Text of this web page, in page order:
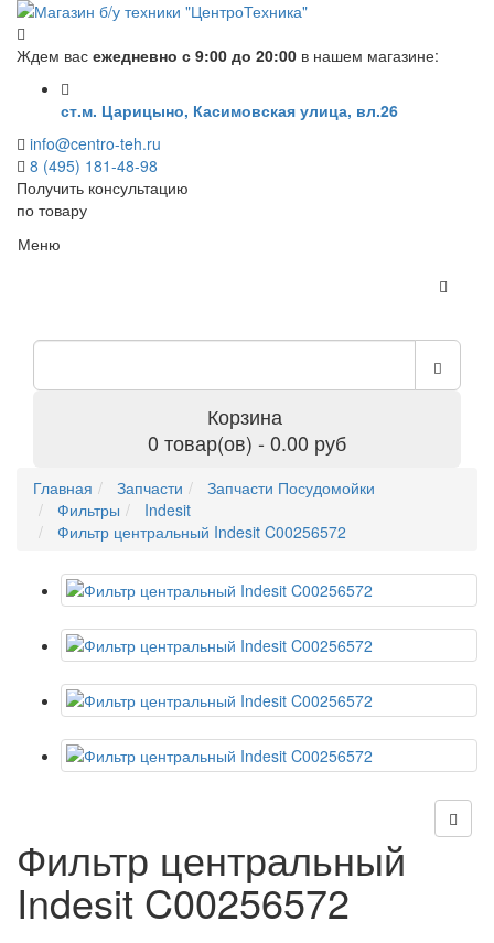
Ждем вас ежедневно с 9:00 до 20:00 в нашем магазине:
ст.м. Царицыно, Касимовская улица, вл.26
info@centro-teh.ru
8 (495) 181-48-98
Получить консультацию
по товару
Меню
Корзина
0 товар(ов) - 0.00 руб
Главная Запчасти
Запчасти Посудомойки
Фильтры
Indesit
Фильтр центральный Indesit C00256572
Фильтр центральный
Indesit C00256572